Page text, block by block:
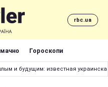
rbc.ua
Гороскопи
и будущим: известная